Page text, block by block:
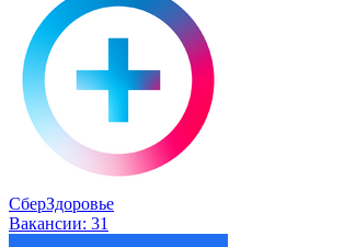
СберЗдоровье
Вакансии: 31